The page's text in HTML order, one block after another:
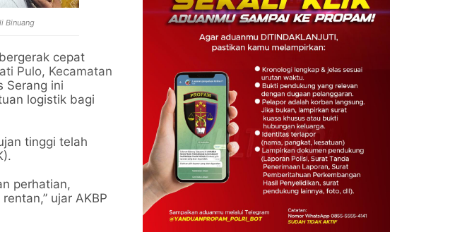
Binuang
cepat
Pulo, Kecamatan
Serang ini
logistik bagi
tinggi telah
perhatian,
ujar AKBP